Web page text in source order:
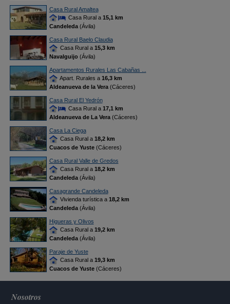
Casa Rural Amaltea
Casa Rural a 15,1 km
Candeleda(Ávila)
Casa Rural Baelo Claudia
Casa Rural a 15,3 km
Navalguijo(Ávila)
Apartamentos Rurales Las Cabañas ...
Apart. Rurales a 16,3 km
Aldeanueva de la Vera(Cáceres)
Casa Rural El Yedrón
Casa Rural a 17,1 km
Aldeanueva de La Vera(Cáceres)
Casa La Ciega
Casa Rural a 18,2 km
Cuacos de Yuste(Cáceres)
Casa Rural Valle de Gredos
Casa Rural a 18,2 km
Candeleda(Ávila)
Casagrande Candeleda
Vivienda turística a 18,2 km
Candeleda(Ávila)
Higueras y Olivos
Casa Rural a 19,2 km
Candeleda(Ávila)
Paraje de Yuste
Casa Rural a 19,3 km
Cuacos de Yuste(Cáceres)
Nosotros